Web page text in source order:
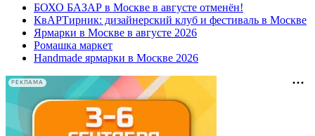
БОХО БАЗАР в Москве в августе отменён!
КвАРТирник: дизайнерский клуб и фестиваль в Москве
Ярмарки в Москве в августе 2026
Ромашка маркет
Handmade ярмарки в Москве 2026
РЕКЛАМА